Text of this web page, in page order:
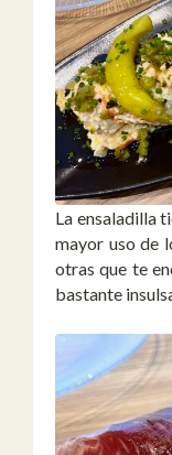
La ensaladilla
mayor uso de
otras que te
bastante